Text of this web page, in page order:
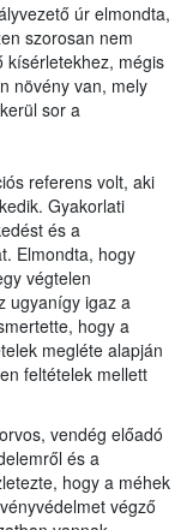
úr elmondta,
szorosan nem
kísérletekhez, mégis
növény van, mely
sor a
referens volt, aki
Gyakorlati
és a
Elmondta, hogy
végtelen
ugyanígy igaz a
hogy a
megléte alapján
feltételek mellett
vendég előadó
és a
hogy a méhek
végző